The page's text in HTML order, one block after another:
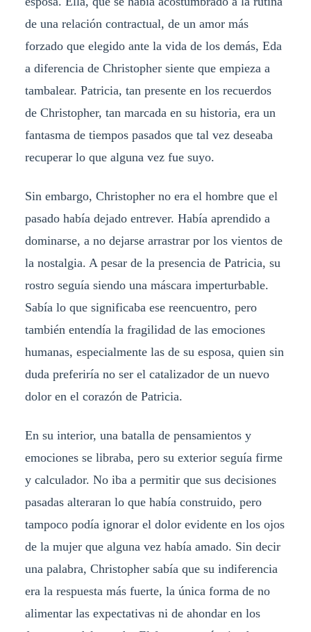
de una relación contractual, de un amor más
forzado que elegido ante la vida de los demás, Eda
a diferencia de Christopher siente que empieza a
tambalear. Patricia, tan presente en los recuerdos
de Christopher, tan marcada en su historia, era un
fantasma de tiempos pasados que tal vez deseaba
recuperar lo que alguna vez fue suyo.
Sin embargo, Christopher no era el hombre que el
pasado había dejado entrever. Había aprendido a
dominarse, a no dejarse arrastrar por los vientos de
la nostalgia. A pesar de la presencia de Patricia, su
rostro seguía siendo una máscara imperturbable.
Sabía lo que significaba ese reencuentro, pero
también entendía la fragilidad de las emociones
humanas, especialmente las de su esposa, quien sin
duda preferiría no ser el catalizador de un nuevo
dolor en el corazón de Patricia.
En su interior, una batalla de pensamientos y
emociones se libraba, pero su exterior seguía firme
y calculador. No iba a permitir que sus decisiones
pasadas alteraran lo que había construido, pero
tampoco podía ignorar el dolor evidente en los ojos
de la mujer que alguna vez había amado. Sin decir
una palabra, Christopher sabía que su indiferencia
era la respuesta más fuerte, la única forma de no
alimentar las expectativas ni de ahondar en los